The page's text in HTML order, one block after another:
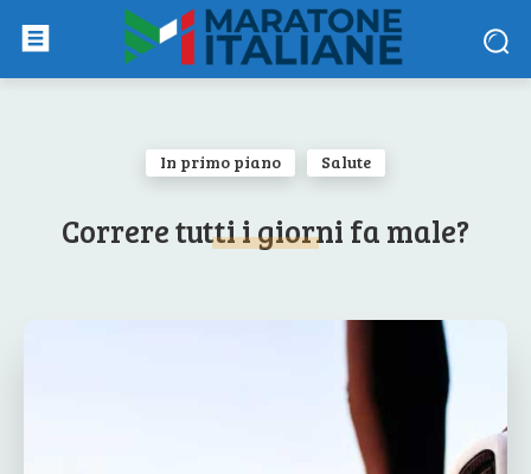
In primo piano Salute
Correre tutti i giorni fa male?